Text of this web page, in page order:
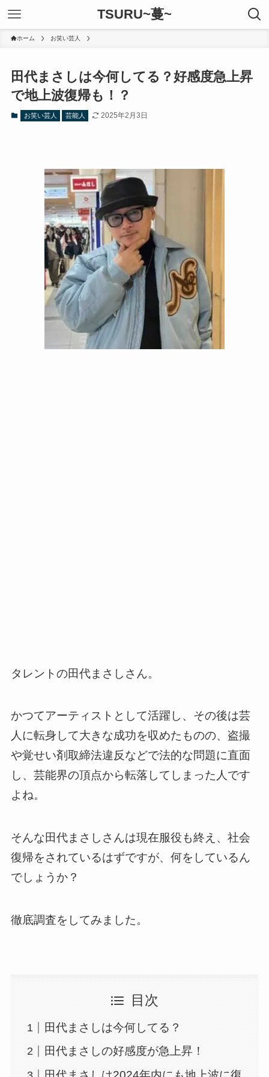
TSURU~蔓~
ホーム お笑い芸人
田代まさしは今何してる？好感度急上昇
で地上波復帰も！？
お笑い芸人 芸能人 2025年2月3日
タレントの田代まさしさん。
かつてアーティストとして活躍し、その後は芸
人に転身して大きな成功を収めたものの、盗撮
や覚せい剤取締法違反などで法的な問題に直面
し、芸能界の頂点から転落してしまった人です
よね。
そんな田代まさしさんは現在服役も終え、社会
復帰をされているはずですが、何をしているん
でしょうか？
徹底調査をしてみました。
目次
田代まさしは今何してる？
田代まさしの好感度が急上昇！